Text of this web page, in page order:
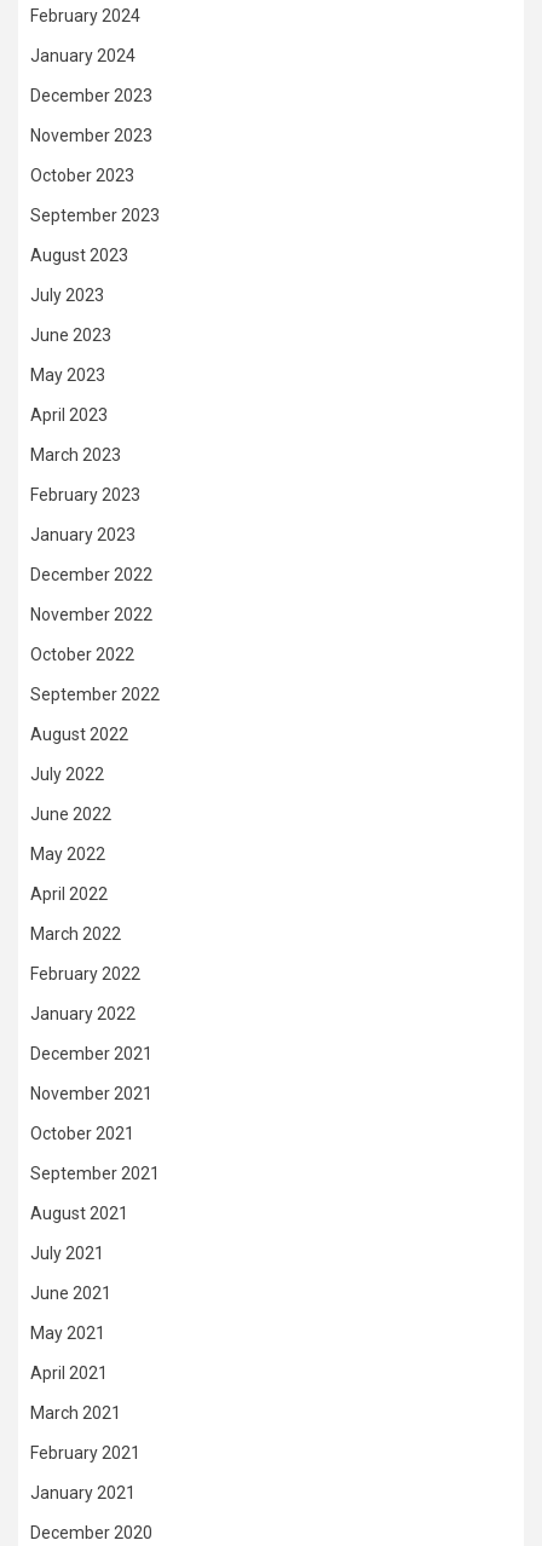
February 2024
January 2024
December 2023
November 2023
October 2023
September 2023
August 2023
July 2023
June 2023
May 2023
April 2023
March 2023
February 2023
January 2023
December 2022
November 2022
October 2022
September 2022
August 2022
July 2022
June 2022
May 2022
April 2022
March 2022
February 2022
January 2022
December 2021
November 2021
October 2021
September 2021
August 2021
July 2021
June 2021
May 2021
April 2021
March 2021
February 2021
January 2021
December 2020